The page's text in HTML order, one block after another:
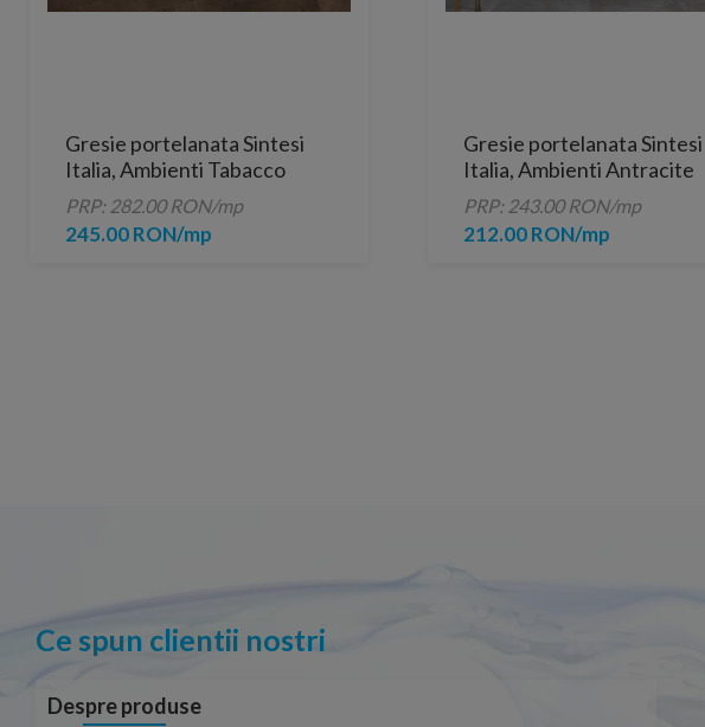
Gresie portelanata Sintesi
Italia, Ambienti Tabacco
Rectificata 80,2x80,2 cm
PRP: 282.00 RON/mp
245.00 RON/mp
Gresie portelanata Sintesi
Italia, Ambienti Antracite
Rectificata lucioasa 60x60
cm
PRP: 243.00 RON/mp
212.00 RON/mp
Ce spun clientii nostri
Despre produse